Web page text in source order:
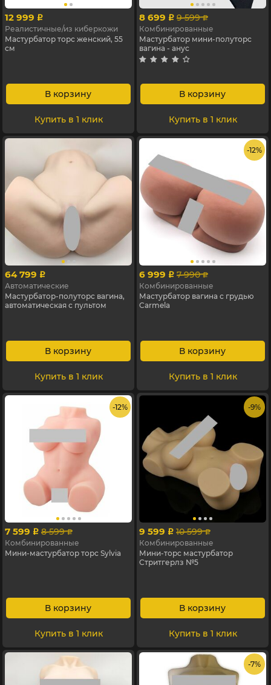
12 999 p
Реалистичные/из киберкожи
Мастурбатор торс женский, 55
см
В корзину
Купить в 1 клик
8 699 p 9 599 p
Комбинированные
Мастурбатор мини-полуторс
вагина - анус
В корзину
Купить в 1 клик
64 799 p
Автоматические
Мастурбатор-полуторс вагина,
автоматическая с пультом
В корзину
Купить в 1 клик
- 12%
6 999 p 7 990 p
Комбинированные
Мастурбатор вагина с грудью
Carmela
В корзину
Купить в 1 клик
- 12%
7 599 p 8 599 p
Комбинированные
Мини-мастурбатор торс Sylvia
В корзину
Купить в 1 клик
- 9%
9 599 p 10 599 p
Комбинированные
Мини-торс мастурбатор
Стритгерлз №5
В корзину
Купить в 1 клик
- 7%